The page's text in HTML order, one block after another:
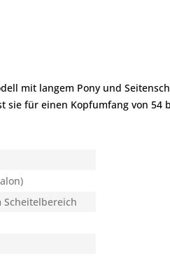
mit langem Pony und
sie für einen Kopfumfang von 54